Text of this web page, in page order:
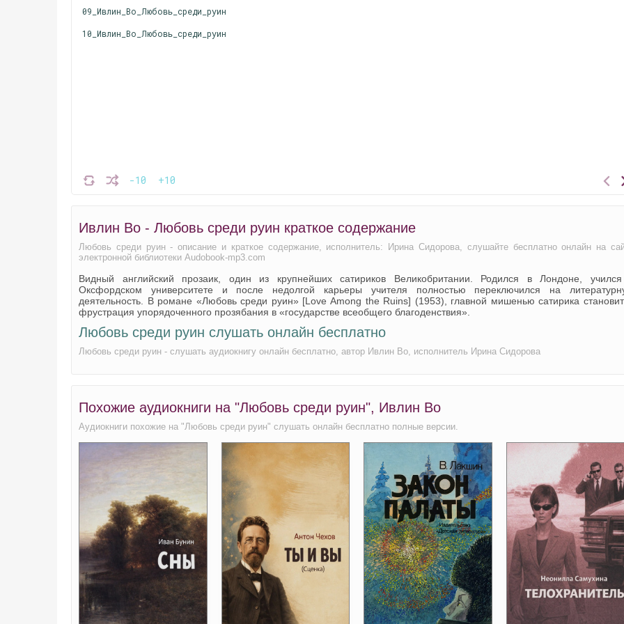
-10 +10
09_Ивлин_Во_Любовь_среди_руин
10_Ивлин_Во_Любовь_среди_руин
Ивлин Во - Любовь среди руин краткое содержание
Любовь среди руин - описание и краткое содержание, исполнитель: Ирина Сидорова, слушайте бесплатно онлайн на
электронной библиотеки Audobook-mp3.com
Видный английский прозаик, один из крупнейших сатириков Великобритании. Родился в Лондоне,
Оксфордском университете и после недолгой карьеры учителя полностью переключился на
деятельность. В романе «Любовь среди руин» [Love Among the Ruins] (1953), главной мишенью сатирика
фрустрация упорядоченного прозябания в «государстве всеобщего благоденствия».
Любовь среди руин слушать онлайн бесплатно
Любовь среди руин - слушать аудиокнигу онлайн бесплатно, автор Ивлин Во, исполнитель Ирина Сидорова
Похожие аудиокниги на "Любовь среди руин", Ивлин Во
Аудиокниги похожие на "Любовь среди руин" слушать онлайн бесплатно полные версии.